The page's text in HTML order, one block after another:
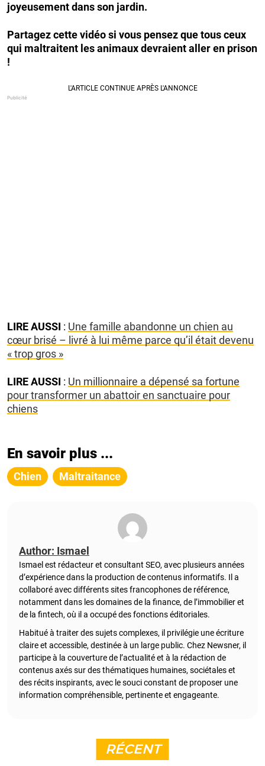
joyeusement dans son jardin.
Partagez cette vidéo si vous pensez que tous ceux
qui maltraitent les animaux devraient aller en prison
!
LIRE AUSSI : Une famille abandonne un chien au
cœur brisé – livré à lui même parce qu’il était devenu
« trop gros »
LIRE AUSSI : Un millionnaire a dépensé sa fortune
pour transformer un abattoir en sanctuaire pour
chiens
En savoir plus ...
Chien Maltraitance
Author: Ismael
Ismael est rédacteur et consultant SEO, avec plusieurs années
d’expérience dans la production de contenus informatifs. Il a
collaboré avec différents sites francophones de référence,
notamment dans les domaines de la finance, de l’immobilier et
de la fintech, où il a occupé des fonctions éditoriales.
Habitué à traiter des sujets complexes, il privilégie une écriture
claire et accessible, destinée à un large public. Chez Newsner, il
participe à la couverture de l’actualité et à la rédaction de
contenus axés sur des thématiques humaines, sociétales et
des récits inspirants, avec le souci constant de proposer une
information compréhensible, pertinente et engageante.
RÉCENT